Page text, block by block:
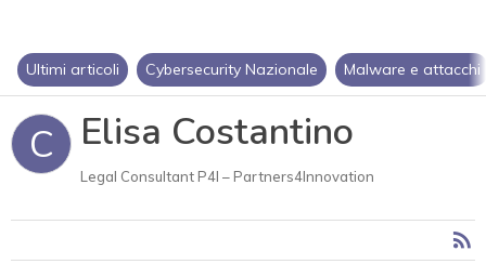
Ultimi articoli Cybersecurity Nazionale Malware e attacchi
C Elisa Costantino
Legal Consultant P4I – Partners4Innovation